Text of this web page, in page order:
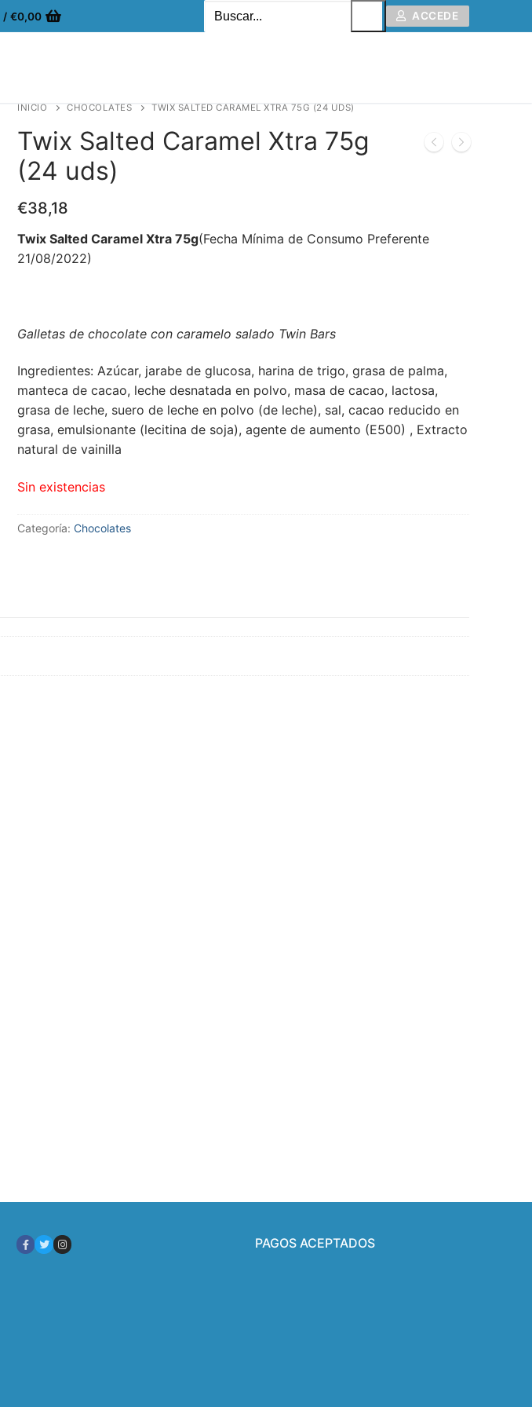
/ €0,00 ACCEDE
INICIO CHOCOLATES TWIX SALTED CARAMEL XTRA 75G (24 UDS)
Twix Salted Caramel Xtra 75g
(24 uds)
€38,18
Twix Salted Caramel Xtra 75g(Fecha Mínima de Consumo Preferente
21/08/2022)
Galletas de chocolate con caramelo salado Twin Bars
Ingredientes: Azúcar, jarabe de glucosa, harina de trigo, grasa de palma,
manteca de cacao, leche desnatada en polvo, masa de cacao, lactosa,
grasa de leche, suero de leche en polvo (de leche), sal, cacao reducido en
grasa, emulsionante (lecitina de soja), agente de aumento (E500) , Extracto
natural de vainilla
Sin existencias
Categoría: Chocolates
PAGOS ACEPTADOS